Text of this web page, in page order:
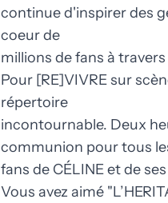
continue d'inspirer des
coeur de
millions de fans à
Pour [RE]VIVRE sur
répertoire
incontournable. Deux
communion pour tous
fans de CÉLINE et de
Vous avez aimé